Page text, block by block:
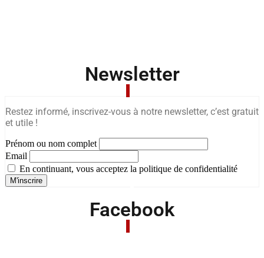
Newsletter
Restez informé, inscrivez-vous à notre newsletter, c’est gratuit
et utile !
Prénom ou nom complet
Email
En continuant, vous acceptez la politique de confidentialité
Facebook